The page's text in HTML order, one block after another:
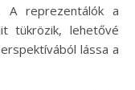
A reprezentálók a
tükrözik, lehetővé
lássa a